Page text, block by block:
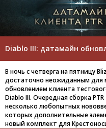
Diablo III: датамайн
В ночь с четверга на пятницу
достаточно неожиданным для
обновлением клиента
Diablo III. Очередная сборка PTR
несколько любопытных
которых дополнительные
новый комплект для